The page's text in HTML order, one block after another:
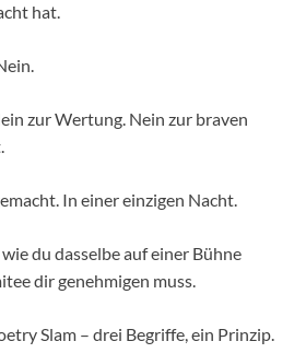
hat.
zur Wertung. Nein zur braven
In einer einzigen Nacht.
du dasselbe auf einer Bühne
dir genehmigen muss.
Slam – drei Begriffe, ein Prinzip.